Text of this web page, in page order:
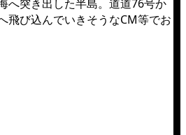
へ突き出した半島。道道76号か
飛び込んでいきそうなCM等でお